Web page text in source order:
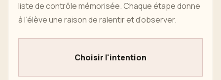
liste de contrôle mémorisée. Chaque étape donne
à l’élève une raison de ralentir et d’observer.
Choisir l'intention